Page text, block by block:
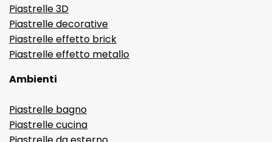
Piastrelle 3D
Piastrelle decorative
Piastrelle effetto brick
Piastrelle effetto metallo
Ambienti
Piastrelle bagno
Piastrelle cucina